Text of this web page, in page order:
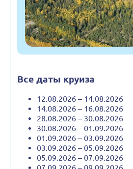
Все даты круиза
12.08.2026 – 14.08.2026
14.08.2026 – 16.08.2026
28.08.2026 – 30.08.2026
30.08.2026 – 01.09.2026
01.09.2026 – 03.09.2026
03.09.2026 – 05.09.2026
05.09.2026 – 07.09.2026